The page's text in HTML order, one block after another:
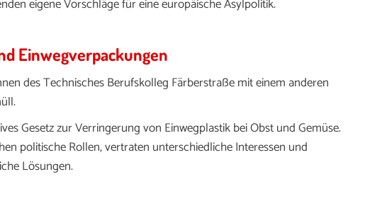
eigene Vorschläge für eine europäische Asylpolitik.
Einwegverpackungen
desTechnisches Berufskolleg Färberstraßemit einem anderen
Gesetz zur Verringerung von Einwegplastik bei Obst und Gemüse.
politische Rollen, vertraten unterschiedliche Interessen und
Lösungen.